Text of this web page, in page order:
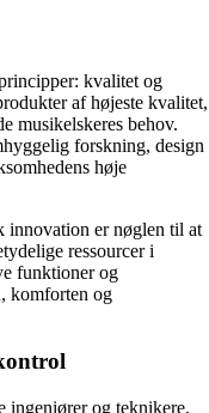
kvalitet og
af højeste kvalitet,
musikelskeres behov.
forskning, design
høje
innovation er nøglen til at
ressourcer i
funktioner og
komforten og
ingeniører og teknikere,